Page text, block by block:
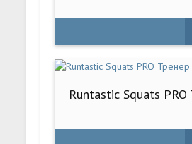
Runtastic Squats PRO